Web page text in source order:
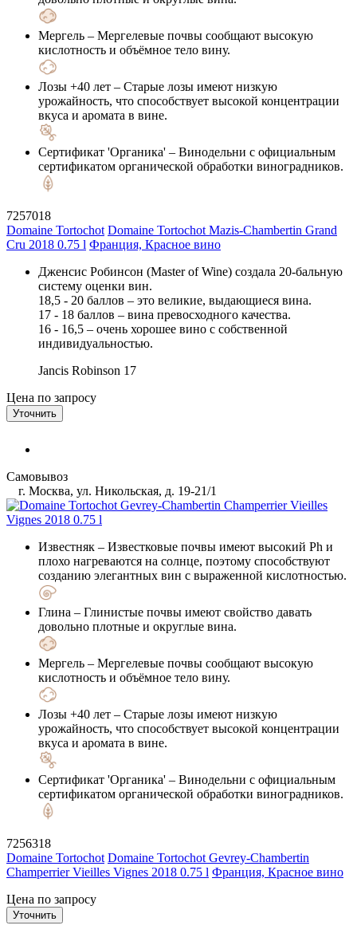
Мергель – Мергелевые почвы сообщают высокую
кислотность и объёмное тело вину.
Лозы +40 лет – Старые лозы имеют низкую
урожайность, что способствует высокой концентрации
вкуса и аромата в вине.
Сертификат 'Органика' – Винодельни с официальным
сертификатом органической обработки виноградников.
7257018
Domaine Tortochot Domaine Tortochot Mazis-Chambertin Grand
Cru 2018 0.75 l Франция, Красное вино
Дженсис Робинсон (Master of Wine) создала 20-бальную
систему оценки вин.
18,5 - 20 баллов – это великие, выдающиеся вина.
17 - 18 баллов – вина превосходного качества.
16 - 16,5 – очень хорошее вино с собственной
индивидуальностью.
Jancis Robinson 17
Цена по запросу
Уточнить
Самовывоз
г. Москва, ул. Никольская, д. 19-21/1
Известняк – Известковые почвы имеют высокий Ph и
плохо нагреваются на солнце, поэтому способствуют
созданию элегантных вин с выраженной кислотностью.
Глина – Глинистые почвы имеют свойство давать
довольно плотные и округлые вина.
Мергель – Мергелевые почвы сообщают высокую
кислотность и объёмное тело вину.
Лозы +40 лет – Старые лозы имеют низкую
урожайность, что способствует высокой концентрации
вкуса и аромата в вине.
Сертификат 'Органика' – Винодельни с официальным
сертификатом органической обработки виноградников.
7256318
Domaine Tortochot Domaine Tortochot Gevrey-Chambertin
Champerrier Vieilles Vignes 2018 0.75 l Франция, Красное вино
Цена по запросу
Уточнить